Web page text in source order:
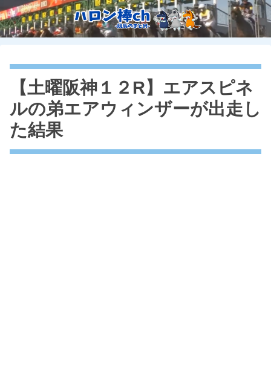
【土曜阪神１２R】エアスピネ
ルの弟エアウィンザーが出走し
た結果